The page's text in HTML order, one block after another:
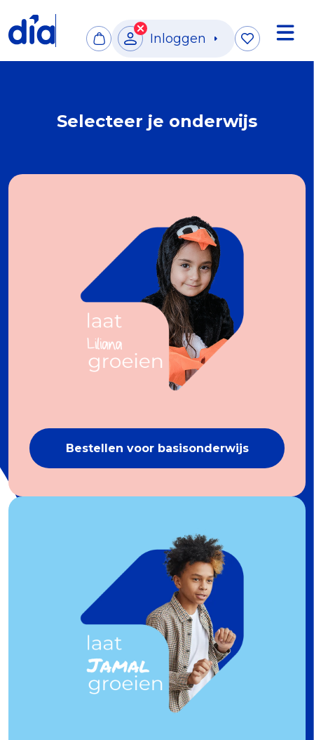
Inloggen
Selecteer je onderwijs
Bestellen voor basisonderwijs